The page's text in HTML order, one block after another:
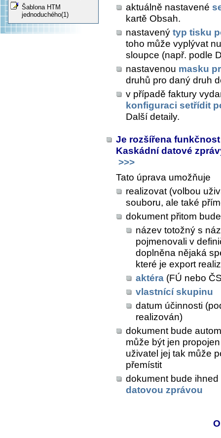
Šablona HTM
jednoduchého(1)
aktuálně nastavené
kartě Obsah.
nastavený typ tisku
toho může vyplývat
sloupce (např. podle
nastavenou masku
druhů pro daný druh
v případě faktury
konfiguraci setřídit
Další detaily.
Je rozšířena
Kaskádní datové
>>>
Tato úprava umožňuje
realizovat (volbou
souboru, ale také
dokument přitom
název totožný s
pojmenovali v
doplněna nějaká
které je export
aktéra (FÚ nebo
vlastnící skupinu
datum účinnosti
realizován)
dokument bude
může být jen
uživatel jej tak může
přemístit
dokument bude
datovou zprávou